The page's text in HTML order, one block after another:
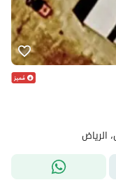
الرياض